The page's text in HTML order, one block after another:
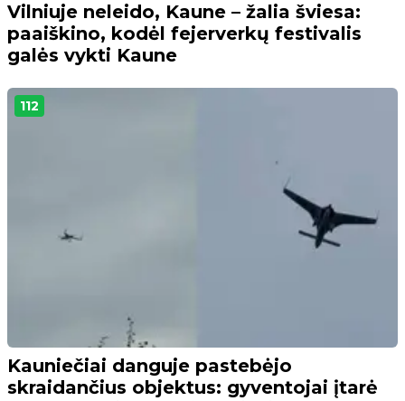
Vilniuje neleido, Kaune – žalia šviesa:
paaiškino, kodėl fejerverkų festivalis
galės vykti Kaune
112
Kauniečiai danguje pastebėjo
skraidančius objektus: gyventojai įtarė